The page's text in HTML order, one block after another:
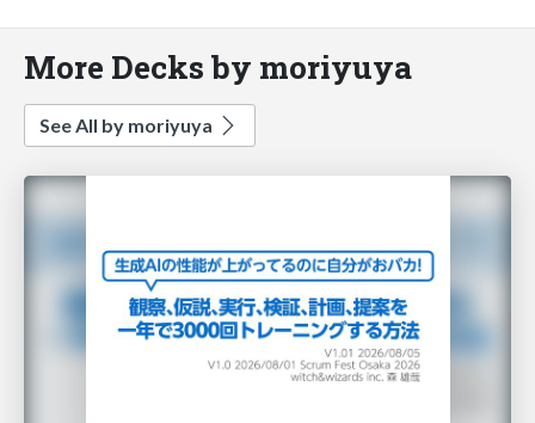
More Decks by moriyuya
See All by moriyuya